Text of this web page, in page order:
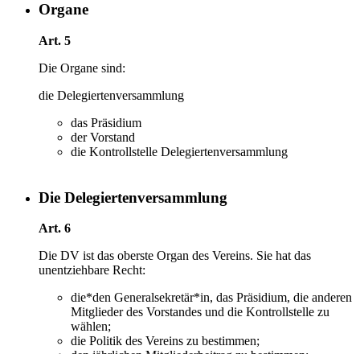
Organe
Art. 5
Die Organe sind:
die Delegiertenversammlung
das Präsidium
der Vorstand
die Kontrollstelle Delegiertenversammlung
Die Delegiertenversammlung
Art. 6
Die DV ist das oberste Organ des Vereins. Sie hat das
unentziehbare Recht:
die*den Generalsekretär*in, das Präsidium, die anderen
Mitglieder des Vorstandes und die Kontrollstelle zu
wählen;
die Politik des Vereins zu bestimmen;